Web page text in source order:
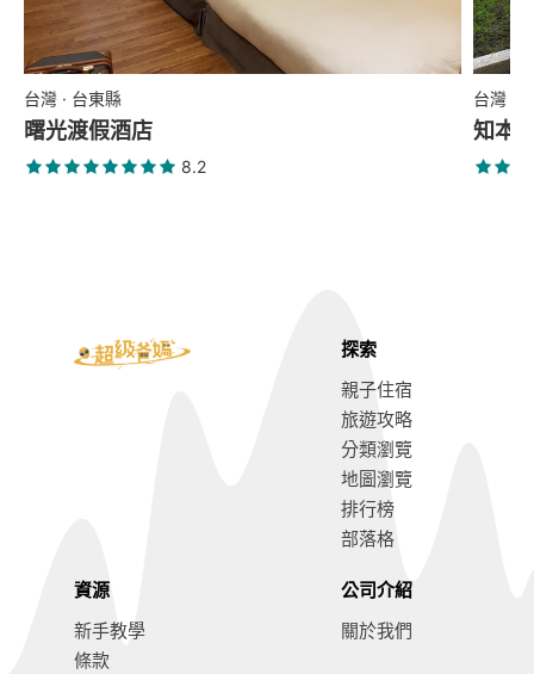
台灣 · 台東縣
曙光渡假酒店
8.2
台灣 ·
知本
探索
親子住宿
旅遊攻略
分類瀏覽
地圖瀏覽
排行榜
部落格
資源
新手教學
條款
公司介紹
關於我們